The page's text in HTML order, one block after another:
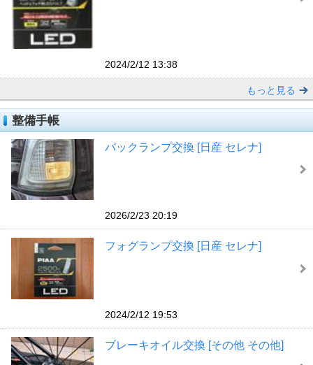
2024/2/12 13:38
もっと見る
整備手帳
バックランプ交換 [日産 セレナ]
2026/2/23 20:19
フォグランプ交換 [日産 セレナ]
2024/2/12 19:53
ブレーキオイル交換 [その他 その他]